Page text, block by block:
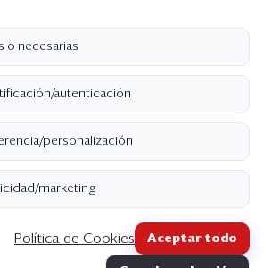
Semana Económica. Todos los
o necesarias
autenticación
personalización
marketing
Política de Cookies Aceptar todo